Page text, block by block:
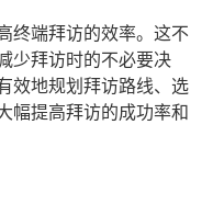
终端拜访的效率。这不
少拜访时的不必要决
效地规划拜访路线、选
幅提高拜访的成功率和